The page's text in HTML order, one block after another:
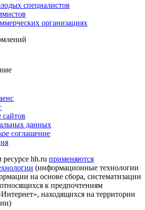
специалистов
организациях
сайтов
данных
соглашение
hh.ru применяются
(информационные технологии
на основе сбора, систематизации
к предпочтениям
находящихся на территории